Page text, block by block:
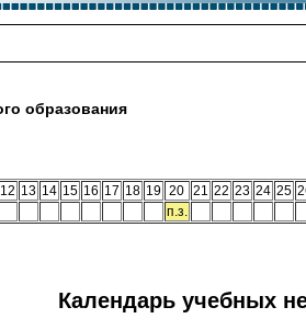
образования
12 13 14 15 16 17 18 19 20 21 22 23 24 25
п.з.
Календарь учебных